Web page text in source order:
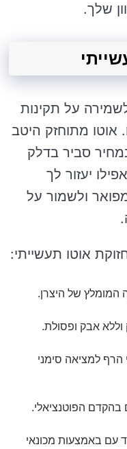
שלך.
על תקינות
אוטו מתוחזק היטב
במחיר סביר בדלק
יעזור לך
ולשמור על
אוטו תעשייתי:
של היצרן.
אבק ופסולת.
למציאה סימני
בהקדם הפוטנציאלי.
עם באמצעות מכונאי